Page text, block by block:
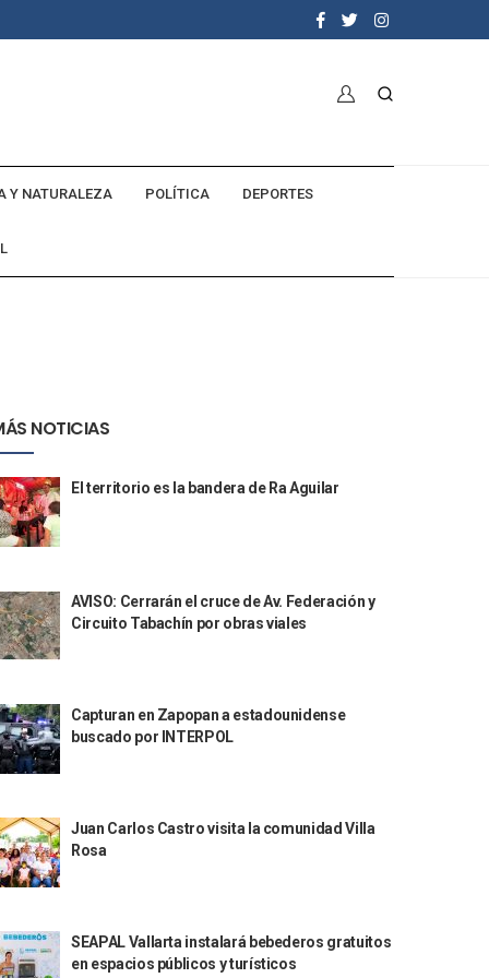
Y NATURALEZA POLÍTICA DEPORTES
NOTICIAS
El territorio es la bandera de Ra Aguilar
AVISO: Cerrarán el cruce de Av. Federación y
Circuito Tabachín por obras viales
Capturan en Zapopan a estadounidense
buscado por INTERPOL
Juan Carlos Castro visita la comunidad Villa
Rosa
SEAPAL Vallarta instalará bebederos gratuitos
en espacios públicos y turísticos